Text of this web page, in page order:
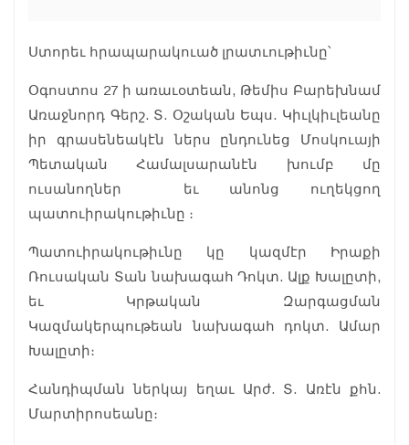
Ստորեւ հրապարակուած լրատւութիւնը՝
Օգոստոս 27 ի առաւօտեան, Թեմիս Բարեխնամ
Առաջնորդ Գերշ. Տ. Օշական Եպս. Կիւլկիւլեանը
իր գրասենեակէն ներս ընդունեց Մոսկուայի
Պետական Համալսարանէն խումբ մը
ուսանողներ եւ անոնց ուղեկցող
պատուիրակութիւնը ։
Պատուիրակութիւնը կը կազմէր Իրաքի
Ռուսական Տան նախագահ Դոկտ. Ալք Խալըտի,
եւ Կրթական Զարգացման
Կազմակերպութեան նախագահ դոկտ. Ամար
Խալըտի։
Հանդիպման ներկայ եղաւ Արժ. Տ. Առէն քհն.
Մարտիրոսեանը։